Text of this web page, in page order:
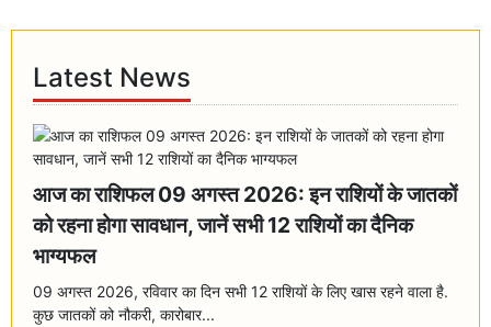
Latest News
आज का राशिफल 09 अगस्त 2026: इन राशियों के जातकों
को रहना होगा सावधान, जानें सभी 12 राशियों का दैनिक
भाग्यफल
09 अगस्त 2026, रविवार का दिन सभी 12 राशियों के लिए खास रहने वाला है.
कुछ जातकों को नौकरी, कारोबार...